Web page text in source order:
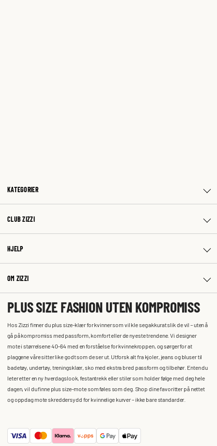
KATEGORIER
CLUB ZIZZI
HJELP
OM ZIZZI
PLUS SIZE FASHION UTEN KOMPROMISS
Hos Zizzi finner du plus size-klær for kvinner som vil kle seg akkurat slik de vil – uten å
gå på kompromiss med passform, komfort eller de nyeste trendene. Vi designer
mote i størrelsene 40–64 med en forståelse for kvinnekroppen, og sørger for at
plaggene våre sitter like godt som de ser ut. Utforsk alt fra kjoler, jeans og bluser til
badetøy, undertøy, treningsklær, sko med ekstra bred passform og tilbehør. Enten du
leter etter en ny hverdagslook, festantrekk eller stiler som holder følge med deg hele
dagen, vil du finne plus size-mote som føles som deg. Shop dine favoritter på nettet
og oppdag mote skreddersydd for kvinnelige kurver – ikke bare standarder.